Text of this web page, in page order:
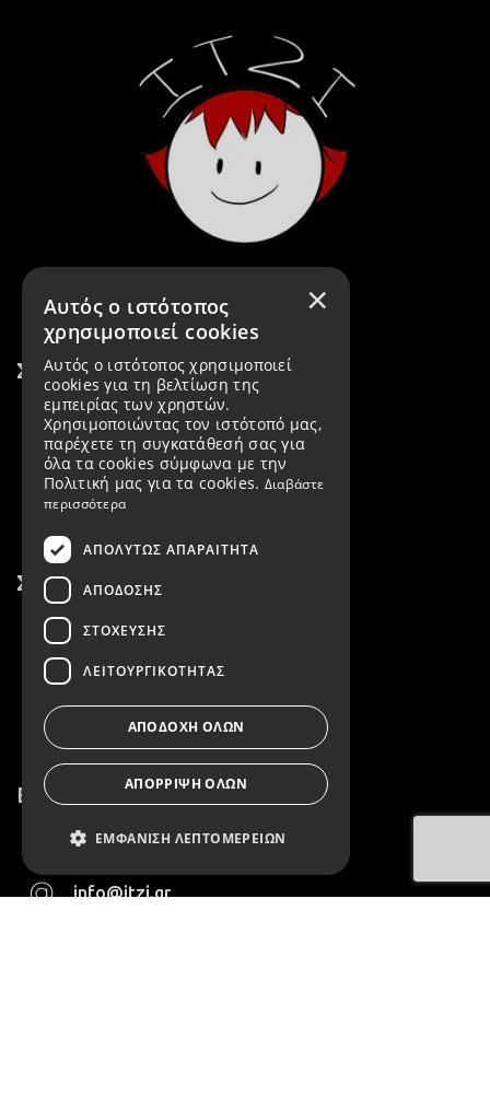
Σύνδεσμοι
Εταιρεία
Προϊόντα
Νέα Προϊόντα
Σύνδεσμοι
Επικοινωνία
Όροι Χρήσης
Πολιτική Απορρήτου
Επικοινωνία
2152158419
info@itzi.gr
×
Αυτός ο ιστότοπος
χρησιμοποιεί cookies
Αυτός ο ιστότοπος χρησιμοποιεί
cookies για τη βελτίωση της
εμπειρίας των χρηστών.
Χρησιμοποιώντας τον ιστότοπό μας,
παρέχετε τη συγκατάθεσή σας για
όλα τα cookies σύμφωνα με την
Πολιτική μας για τα cookies. Διαβάστε
περισσότερα
ΑΠΟΛΎΤΩΣ ΑΠΑΡΑΊΤΗΤΑ
ΑΠΌΔΟΣΗΣ
ΣΤΌΧΕΥΣΗΣ
ΛΕΙΤΟΥΡΓΙΚΌΤΗΤΑΣ
ΑΠΟΔΟΧΉ ΌΛΩΝ
ΑΠΌΡΡΙΨΗ ΌΛΩΝ
ΕΜΦΆΝΙΣΗ ΛΕΠΤΟΜΕΡΕΙΏΝ